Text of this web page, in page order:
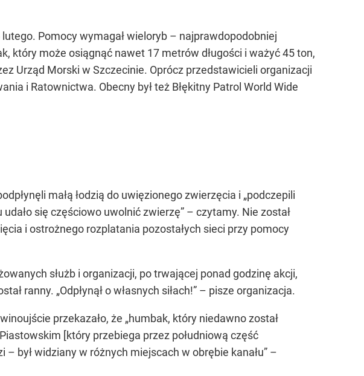
Pomocy wymagał wieloryb – najprawdopodobniej
który może osiągnąć nawet 17 metrów długości i ważyć 45 ton,
Urząd Morski w Szczecinie. Oprócz przedstawicieli organizacji
i Ratownictwa. Obecny był też Błękitny Patrol World Wide
małą łodzią do uwięzionego zwierzęcia i „podczepili
się częściowo uwolnić zwierzę” – czytamy. Nie został
i ostrożnego rozplatania pozostałych sieci przy pomocy
służb i organizacji, po trwającej ponad godzinę akcji,
ranny. „Odpłynął o własnych siłach!” – pisze organizacja.
przekazało, że „humbak, który niedawno został
[który przebiega przez południową część
był widziany w różnych miejscach w obrębie kanału” –